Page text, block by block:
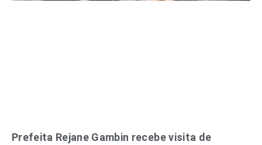
Prefeita Rejane Gambin recebe visita de